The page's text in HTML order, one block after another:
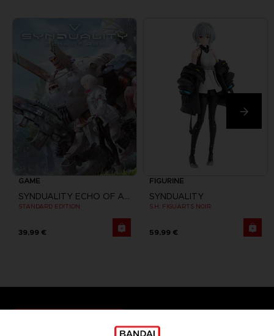
GAME
SYNDUALITY ECHO OF ADA
STANDARD EDITION
39,99 €
FIGURINE
SYNDUALITY
S.H. FIGUARTS NOIR
59,99 €